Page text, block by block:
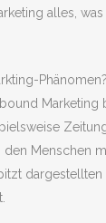
alles,
Menschen